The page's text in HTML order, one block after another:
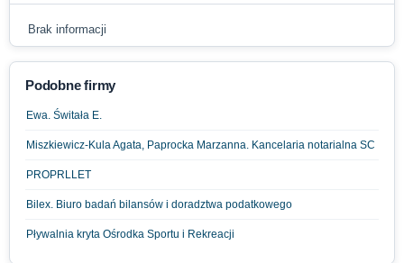
Brak informacji
Podobne firmy
Ewa. Świtała E.
Miszkiewicz-Kula Agata, Paprocka Marzanna. Kancelaria notarialna SC
PROPRLLET
Bilex. Biuro badań bilansów i doradztwa podatkowego
Pływalnia kryta Ośrodka Sportu i Rekreacji